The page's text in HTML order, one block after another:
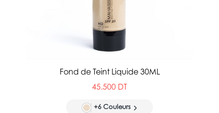
Fond de Teint Liquide 30ML
45.500 DT
+6 Couleurs